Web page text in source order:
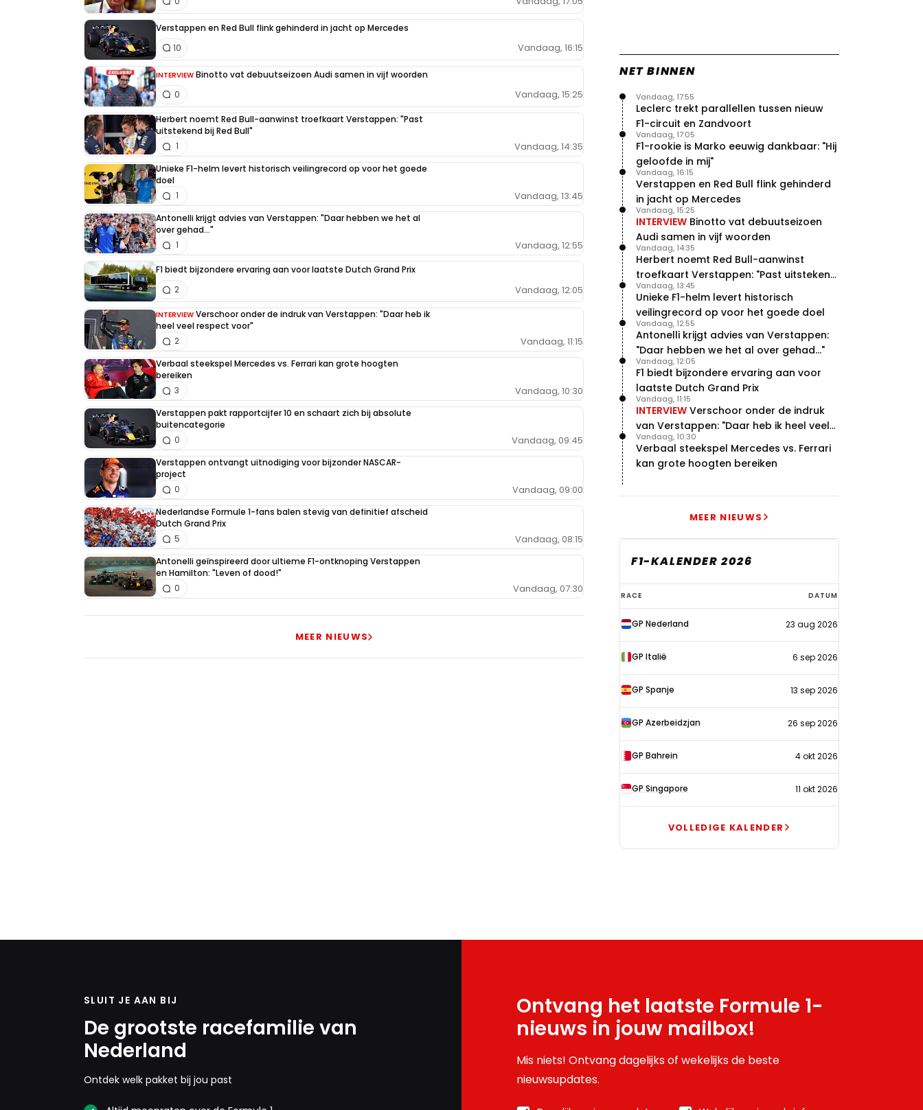
Verstappen en Red Bull flink gehinderd in jacht op Mercedes
Vandaag, 16:15
10
INTERVIEW Binotto vat debuutseizoen Audi samen in vijf woorden
Vandaag, 15:25
0
Herbert noemt Red Bull-aanwinst troefkaart Verstappen: "Past
uitstekend bij Red Bull"
Vandaag, 14:35
1
Unieke F1-helm levert historisch veilingrecord op voor het goede
doel
Vandaag, 13:45
1
Antonelli krijgt advies van Verstappen: "Daar hebben we het al
over gehad..."
Vandaag, 12:55
1
F1 biedt bijzondere ervaring aan voor laatste Dutch Grand Prix
Vandaag, 12:05
2
INTERVIEW Verschoor onder de indruk van Verstappen: "Daar heb ik
heel veel respect voor"
Vandaag, 11:15
2
Verbaal steekspel Mercedes vs. Ferrari kan grote hoogten
bereiken
Vandaag, 10:30
3
Verstappen pakt rapportcijfer 10 en schaart zich bij absolute
buitencategorie
Vandaag, 09:45
0
Verstappen ontvangt uitnodiging voor bijzonder NASCAR-
project
Vandaag, 09:00
0
Nederlandse Formule 1-fans balen stevig van definitief afscheid
Dutch Grand Prix
Vandaag, 08:15
5
Antonelli geïnspireerd door ultieme F1-ontknoping Verstappen
en Hamilton: "Leven of dood!"
Vandaag, 07:30
0
MEER NIEUWS
NET BINNEN
Leclerc trekt parallellen tussen nieuw
F1-circuit en Zandvoort
Vandaag, 17:55
F1-rookie is Marko eeuwig dankbaar: "Hij
geloofde in mij"
Vandaag, 17:05
Verstappen en Red Bull flink gehinderd
in jacht op Mercedes
Vandaag, 16:15
INTERVIEW Binotto vat debuutseizoen
Audi samen in vijf woorden
Vandaag, 15:25
Herbert noemt Red Bull-aanwinst
troefkaart Verstappen: "Past uitstekend
bij Red Bull"
Vandaag, 14:35
Unieke F1-helm levert historisch
veilingrecord op voor het goede doel
Vandaag, 13:45
Antonelli krijgt advies van Verstappen:
"Daar hebben we het al over gehad..."
Vandaag, 12:55
F1 biedt bijzondere ervaring aan voor
laatste Dutch Grand Prix
Vandaag, 12:05
INTERVIEW Verschoor onder de indruk
van Verstappen: "Daar heb ik heel veel
respect voor"
Vandaag, 11:15
Verbaal steekspel Mercedes vs. Ferrari
kan grote hoogten bereiken
Vandaag, 10:30
MEER NIEUWS
F1-KALENDER 2026
F1-
kalender
2026
RACE DATUM
GP Nederland 23 aug 2026
GP Italië 6 sep 2026
GP Spanje 13 sep 2026
GP Azerbeidzjan 26 sep 2026
GP Bahrein 4 okt 2026
GP Singapore 11 okt 2026
VOLLEDIGE KALENDER
SLUIT JE AAN BIJ
De grootste racefamilie van
Nederland
Ontdek welk pakket bij jou past
Ontvang het laatste Formule 1-
nieuws in jouw mailbox!
Mis niets! Ontvang dagelijks of wekelijks de beste
nieuwsupdates.